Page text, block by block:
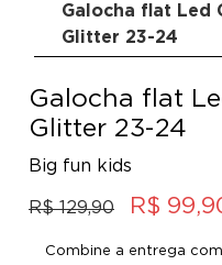
Galocha flat Led
Glitter 23-24
Galocha flat
Glitter 23-24
Big fun kids
R$ 129,90 R$
Combine a entrega